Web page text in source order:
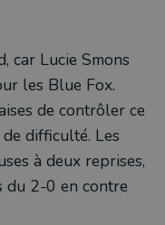
car Lucie Smons
les Blue Fox.
de contrôler ce
difficulté. Les
à deux reprises,
du 2-0 en contre